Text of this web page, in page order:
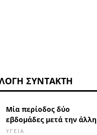
ΣΥΝΤΆΚΤΗ
Μία περίοδος δύο
εβδομάδες μετά την άλλη
ΥΓΕΊΑ